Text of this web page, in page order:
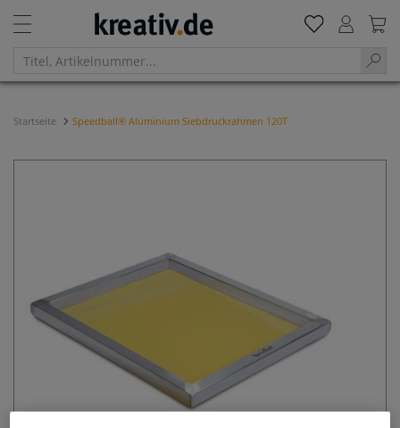
Startseite Speedball® Aluminium Siebdruckrahmen 120T